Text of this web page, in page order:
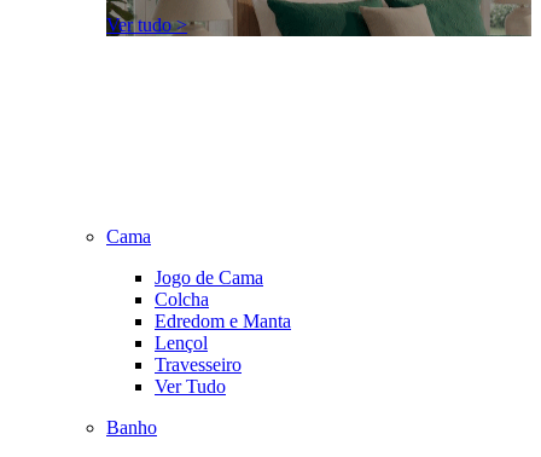
Ver tudo >
Cama
Jogo de Cama
Colcha
Edredom e Manta
Lençol
Travesseiro
Ver Tudo
Banho